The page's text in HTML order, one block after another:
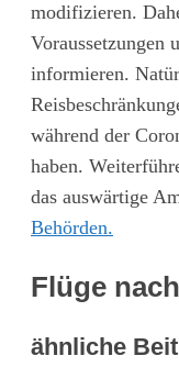
modifizieren.
Voraussetzungen
informieren.
während der
haben.
das auswärtige
Behörden.
Flüge
ähnliche